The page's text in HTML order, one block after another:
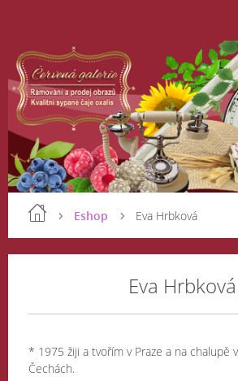
Eshop Eva Hrbková
Eva Hrbková
* 1975 žiji a tvořím v Praze a na chalupě
Čechách.